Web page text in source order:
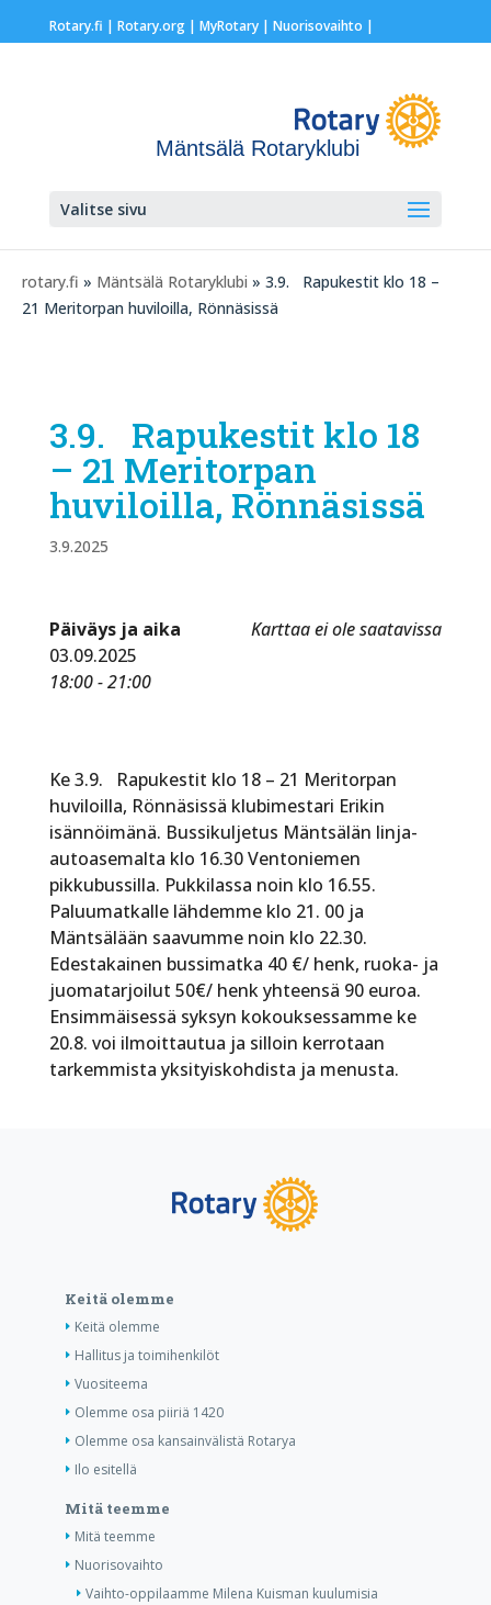
Rotary.fi | Rotary.org| MyRotary | Nuorisovaihto |
Mäntsälä Rotaryklubi
Valitse sivu
rotary.fi » Mäntsälä Rotaryklubi » 3.9. Rapukestit klo 18 –
21 Meritorpan huviloilla, Rönnäsissä
3.9. Rapukestit klo 18
– 21 Meritorpan
huviloilla, Rönnäsissä
3.9.2025
Karttaa ei ole saatavissa
Päiväys ja aika
03.09.2025
18:00 - 21:00
Ke 3.9. Rapukestit klo 18 – 21 Meritorpan
huviloilla, Rönnäsissä klubimestari Erikin
isännöimänä. Bussikuljetus Mäntsälän linja-
autoasemalta klo 16.30 Ventoniemen
pikkubussilla. Pukkilassa noin klo 16.55.
Paluumatkalle lähdemme klo 21. 00 ja
Mäntsälään saavumme noin klo 22.30.
Edestakainen bussimatka 40 €/ henk, ruoka- ja
juomatarjoilut 50€/ henk yhteensä 90 euroa.
Ensimmäisessä syksyn kokouksessamme ke
20.8. voi ilmoittautua ja silloin kerrotaan
tarkemmista yksityiskohdista ja menusta.
Keitä olemme
Keitä olemme
Hallitus ja toimihenkilöt
Vuositeema
Olemme osa piiriä 1420
Olemme osa kansainvälistä Rotarya
Ilo esitellä
Mitä teemme
Mitä teemme
Nuorisovaihto
Vaihto-oppilaamme Milena Kuisman kuulumisia